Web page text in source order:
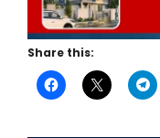
Share this: